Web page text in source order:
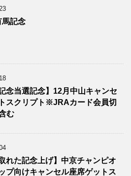
馬記念
念当選記念】12月中山キャンセ
スクリプト※JRAカード会員切
む
れた記念上げ】中京チャンピオ
プ向けキャンセル座席ゲットス